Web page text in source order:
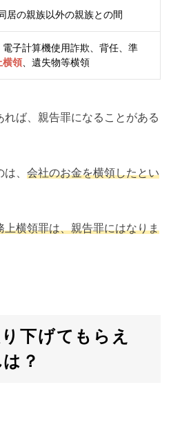
居の親族以外の親族との間
子計算機使用詐欺、背任、準
横領、遺失物等横領
ば、親告罪になることがある
、 会社のお金を横領したとい
上横領罪は、親告罪にはなりま
下げてもらえ
？